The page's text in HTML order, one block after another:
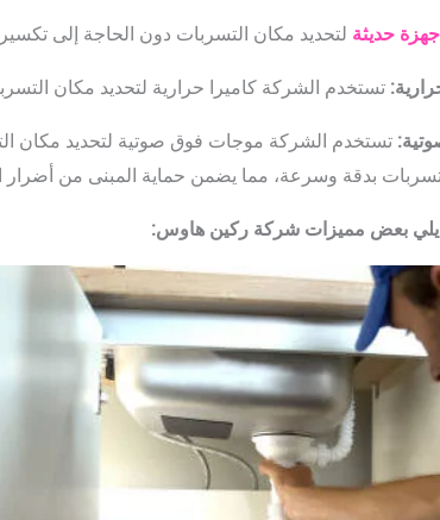
أجهزة حديثة لتحديد مكان التسربات دون الحاجة إلى
تستخدم الشركة كاميرا حرارية لتحديد مكان
تستخدم الشركة موجات فوق صوتية لتحديد مكان
بدقة وسرعة، مما يضمن حماية المبنى من أضرار
يلي بعض مميزات شركة ركين هاوس: